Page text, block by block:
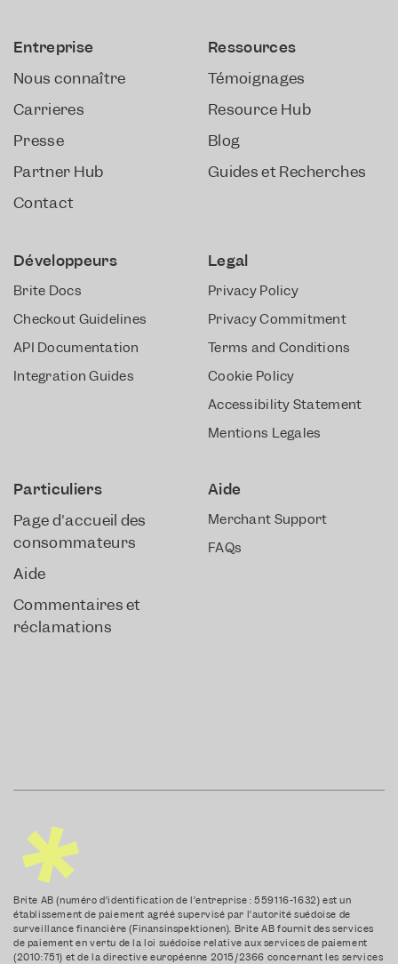
Entreprise
Nous connaître
Carrières
Presse
Partner Hub
Contact
Ressources
Témoignages
Resource Hub
Blog
Guides et Recherches
Développeurs
Brite Docs
Checkout Guidelines
API Documentation
Integration Guides
Legal
Privacy Policy
Privacy Commitment
Terms and Conditions
Cookie Policy
Accessibility Statement
Mentions Légales
Particuliers
Page d'accueil des
consommateurs
Aide
Commentaires et
réclamations
Aide
Merchant Support
FAQs
Brite AB (numéro d’identification de l’entreprise : 559116-1632) est un
établissement de paiement agréé supervisé par l’autorité suédoise de
surveillance financière (Finansinspektionen). Brite AB fournit des services
de paiement en vertu de la loi suédoise relative aux services de paiement
(2010:751) et de la directive européenne 2015/2366 concernant les services